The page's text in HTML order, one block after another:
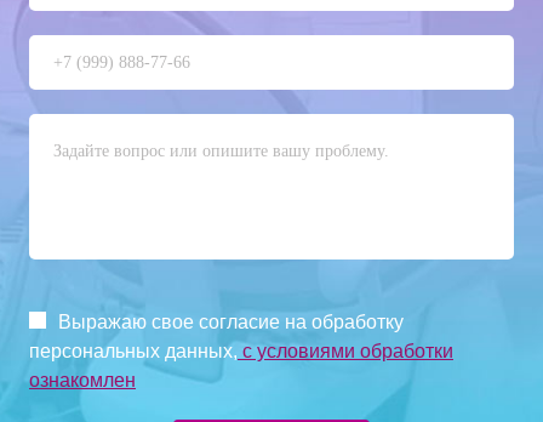
Выражаю свое согласие на обработку
персональных данных, с условиями обработки
ознакомлен